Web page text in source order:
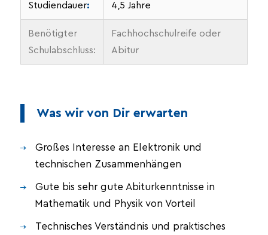
Studiendauer: 4,5 Jahre
Benötigter
Schulabschluss:
Fachhochschulreife oder
Abitur
Was wir von Dir erwarten
Großes Interesse an Elektronik und
technischen Zusammenhängen
Gute bis sehr gute Abiturkenntnisse in
Mathematik und Physik von Vorteil
Technisches Verständnis und praktisches